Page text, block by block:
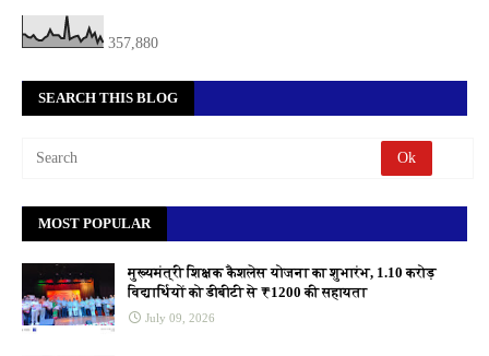
357,880
SEARCH THIS BLOG
MOST POPULAR
मुख्यमंत्री शिक्षक कैशलेस योजना का शुभारंभ, 1.10 करोड़
विद्यार्थियों को डीबीटी से ₹1200 की सहायता
July 09, 2026